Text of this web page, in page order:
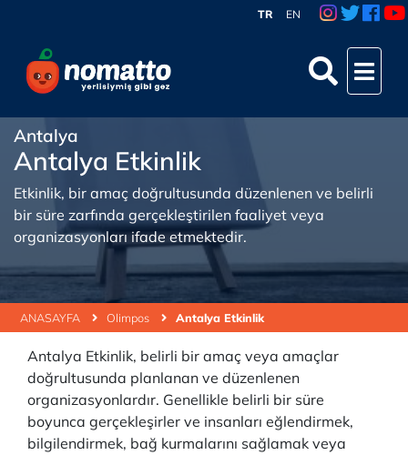
TR EN
ANASAYFA Olimpos Antalya Etkinlik
Antalya
Antalya Etkinlik
Etkinlik, bir amaç doğrultusunda düzenlenen ve belirli
bir süre zarfında gerçekleştirilen faaliyet veya
organizasyonları ifade etmektedir.
Antalya Etkinlik, belirli bir amaç veya amaçlar
doğrultusunda planlanan ve düzenlenen
organizasyonlardır. Genellikle belirli bir süre
boyunca gerçekleşirler ve insanları eğlendirmek,
bilgilendirmek, bağ kurmalarını sağlamak veya